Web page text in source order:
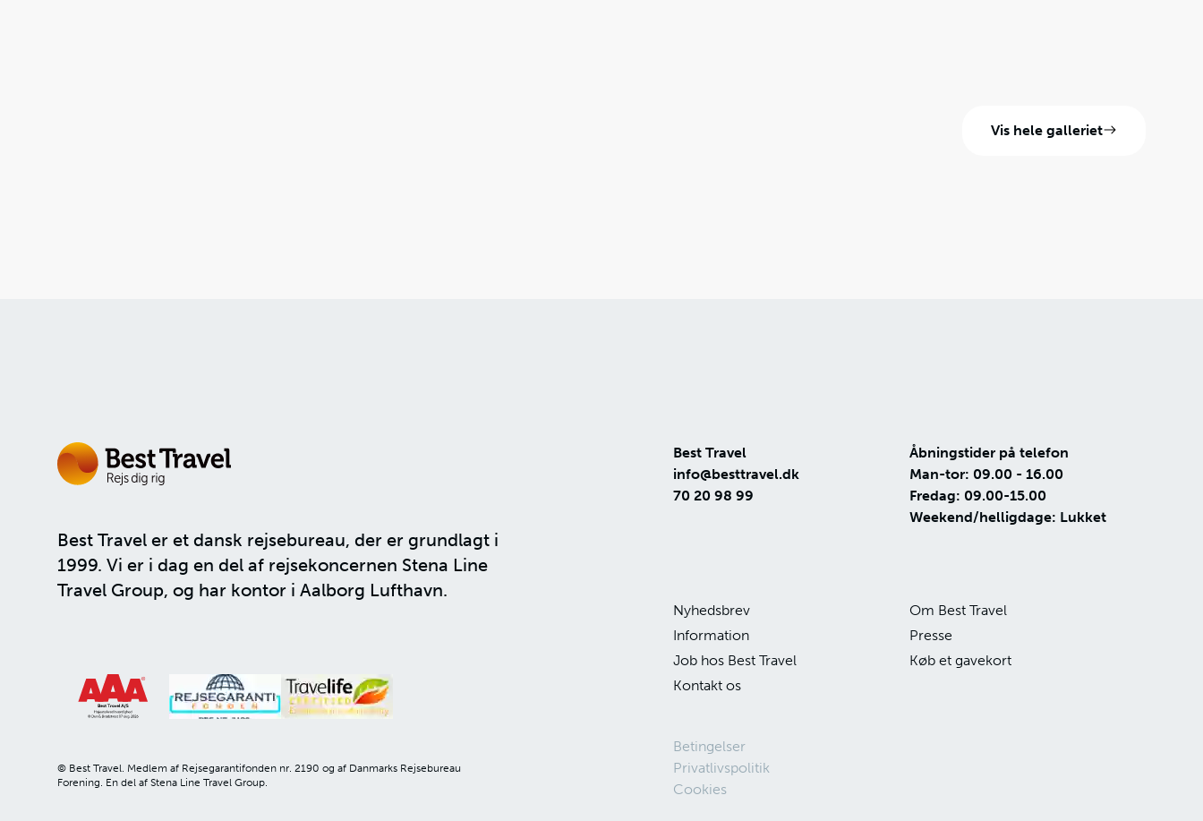
Vis hele galleriet
Best Travel er et dansk rejsebureau, der er grundlagt i
1999. Vi er i dag en del af rejsekoncernen Stena Line
Travel Group, og har kontor i Aalborg Lufthavn.
© Best Travel. Medlem af Rejsegarantifonden nr. 2190 og af Danmarks Rejsebureau
Forening. En del af Stena Line Travel Group.
Best Travel
info@besttravel.dk
70 20 98 99
Åbningstider på telefon
Man-tor: 09.00 - 16.00
Fredag: 09.00-15.00
Weekend/helligdage: Lukket
Nyhedsbrev
Om Best Travel
Information
Presse
Job hos Best Travel
Køb et gavekort
Kontakt os
Betingelser
Privatlivspolitik
Cookies